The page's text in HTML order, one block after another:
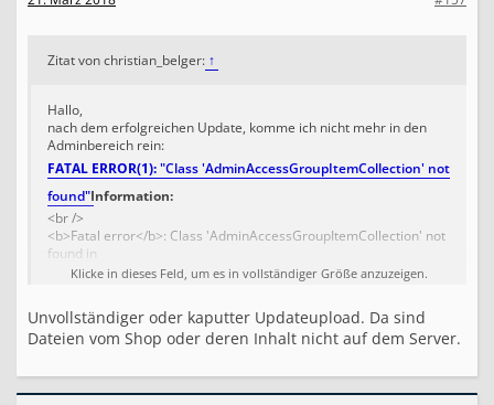
Zitat von christian_belger: ↑
Hallo,
nach dem erfolgreichen Update, komme ich nicht mehr in den
Adminbereich rein:
FATAL ERROR(1):"Class 'AdminAccessGroupItemCollection' not
found"Information:
<br />
<b>Fatal error</b>: Class 'AdminAccessGroupItemCollection' not
found in
<b>/var/www/vhosts/web36.www8.hostkraft.de/html/gx2/system/
das wird mir angezeigt, woran kann dies liegen?
Klicke in dieses Feld, um es in vollständiger Größe anzuzeigen.
Unvollständiger oder kaputter Updateupload. Da sind
Dateien vom Shop oder deren Inhalt nicht auf dem Server.